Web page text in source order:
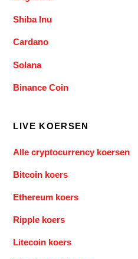
Shiba Inu
Cardano
Solana
Binance Coin
LIVE KOERSEN
Alle cryptocurrency koersen
Bitcoin koers
Ethereum koers
Ripple koers
Litecoin koers